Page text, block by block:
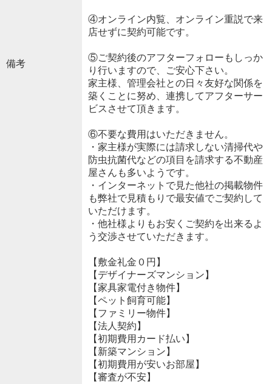
備考
④オンライン内覧、オンライン重説で来
店せずに契約可能です。
⑤ご契約後のアフターフォローもしっか
り行いますので、ご安心下さい。
家主様、管理会社との日々友好な関係を
築くことに努め、連携してアフターサー
ビスさせて頂きます。
⑥不要な費用はいただきません。
・家主様が実際には請求しない清掃代や
防虫抗菌代などの項目を請求する不動産
屋さんも多いようです。
・インターネットで見た他社の掲載物件
も弊社で見積もりで最安値でご契約して
いただけます。
・他社様よりもお安くご契約を出来るよ
う交渉させていただきます。
【敷金礼金０円】
【デザイナーズマンション】
【家具家電付き物件】
【ペット飼育可能】
【ファミリー物件】
【法人契約】
【初期費用カード払い】
【新築マンション】
【初期費用が安いお部屋】
【審査が不安】